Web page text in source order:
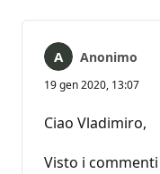
Anonimo
19 gen 2020, 13:07
Ciao Vladimiro,
Visto i